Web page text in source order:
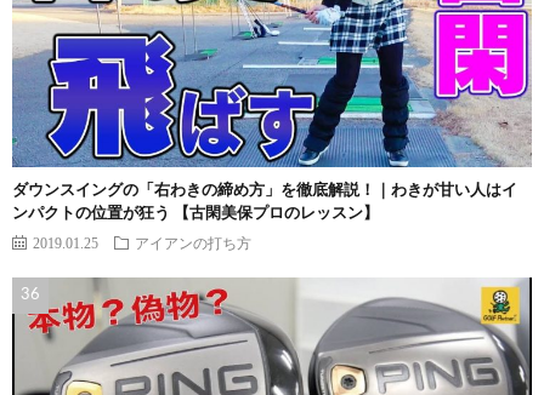
ダウンスイングの「右わきの締め方」を徹底解説！｜わきが甘い人はイ
ンパクトの位置が狂う 【古閑美保プロのレッスン】
2019.01.25 アイアンの打ち方